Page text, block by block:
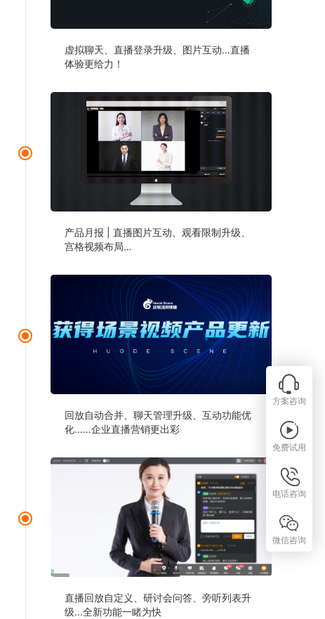
虚拟聊天、直播登录升级、图片互动…直播
体验更给力！
产品月报 | 直播图片互动、观看限制升级、
宫格视频布局…
回放自动合并、聊天管理升级、互动功能优
化……企业直播营销更出彩
直播回放自定义、研讨会问答、旁听列表升
级...全新功能一睹为快
方案咨询
免费试用
电话咨询
微信咨询